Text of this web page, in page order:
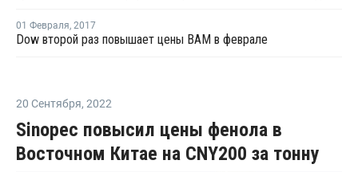
01 Февраля, 2017
Dow второй раз повышает цены ВАМ в феврале
20 Сентября, 2022
Sinopec повысил цены фенола в
Восточном Китае на CNY200 за тонну